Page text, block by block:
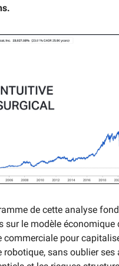
de cette analyse
sur le modèle économique
commerciale pour
robotique, sans oublier ses